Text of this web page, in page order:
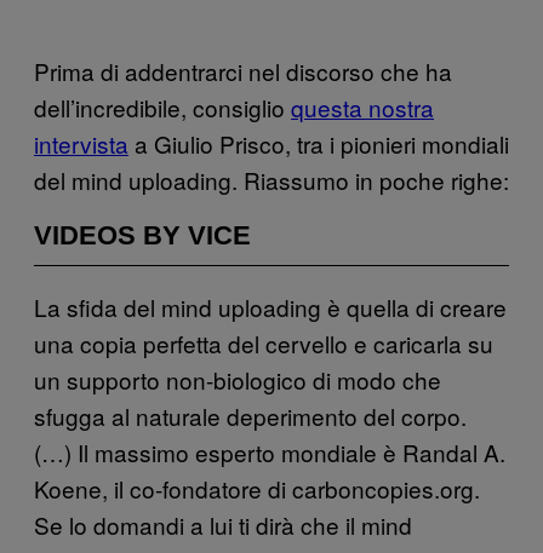
Prima di addentrarci nel discorso che ha
dell’incredibile, consiglio questa nostra
intervista a Giulio Prisco, tra i pionieri mondiali
del mind uploading. Riassumo in poche righe:
VIDEOS BY VICE
La sfida del mind uploading è quella di creare
una copia perfetta del cervello e caricarla su
un supporto non-biologico di modo che
sfugga al naturale deperimento del corpo.
(…) Il massimo esperto mondiale è Randal A.
Koene, il co-fondatore di carboncopies.org.
Se lo domandi a lui ti dirà che il mind